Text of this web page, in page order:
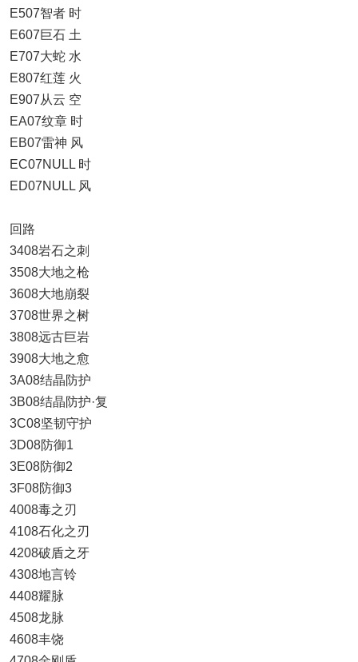
E507智者 时
E607巨石 土
E707大蛇 水
E807红莲 火
E907从云 空
EA07纹章 时
EB07雷神 风
EC07NULL 时
ED07NULL 风
回路
3408岩石之刺
3508大地之枪
3608大地崩裂
3708世界之树
3808远古巨岩
3908大地之愈
3A08结晶防护
3B08结晶防护·复
3C08坚韧守护
3D08防御1
3E08防御2
3F08防御3
4008毒之刃
4108石化之刃
4208破盾之牙
4308地言铃
4408耀脉
4508龙脉
4608丰饶